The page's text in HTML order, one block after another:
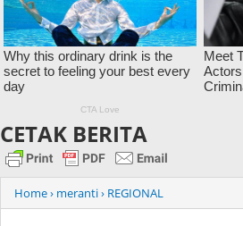
CETAK BERITA
Home› meranti› REGIONAL